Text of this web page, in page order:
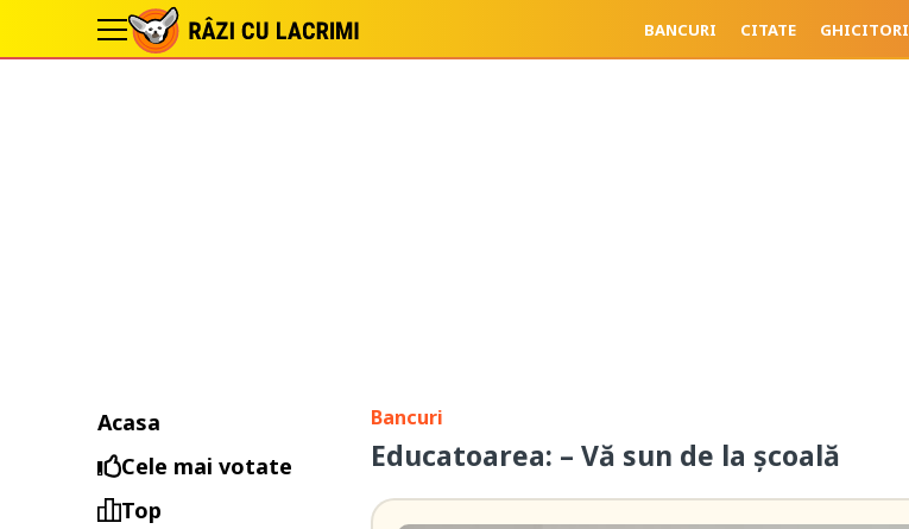
BANCURI CITATE GHICITORI
Acasa
Cele mai votate
Top
Bancuri
Educatoarea: – Vă sun de la școală